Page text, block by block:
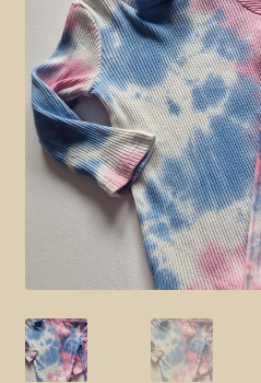
Winkel
Mijn account
Winkelmand
Linkjes
Contact en nieuwsbrief